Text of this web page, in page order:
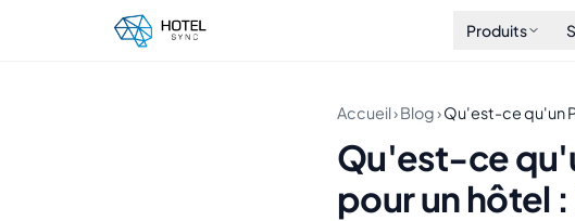
Produits
Accueil›Blog›Qu'est-ce qu'un
Qu'est-ce
pour un hôtel